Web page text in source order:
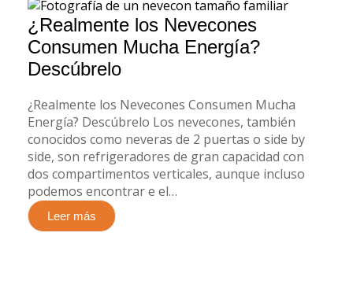
¿Realmente los Nevecones
Consumen Mucha Energía?
Descúbrelo
¿Realmente los Nevecones Consumen Mucha
Energía? Descúbrelo​ Los nevecones, también
conocidos como neveras de 2 puertas o side by
side, son refrigeradores de gran capacidad con
dos compartimentos verticales, aunque incluso
podemos encontrar e el…
Leer más